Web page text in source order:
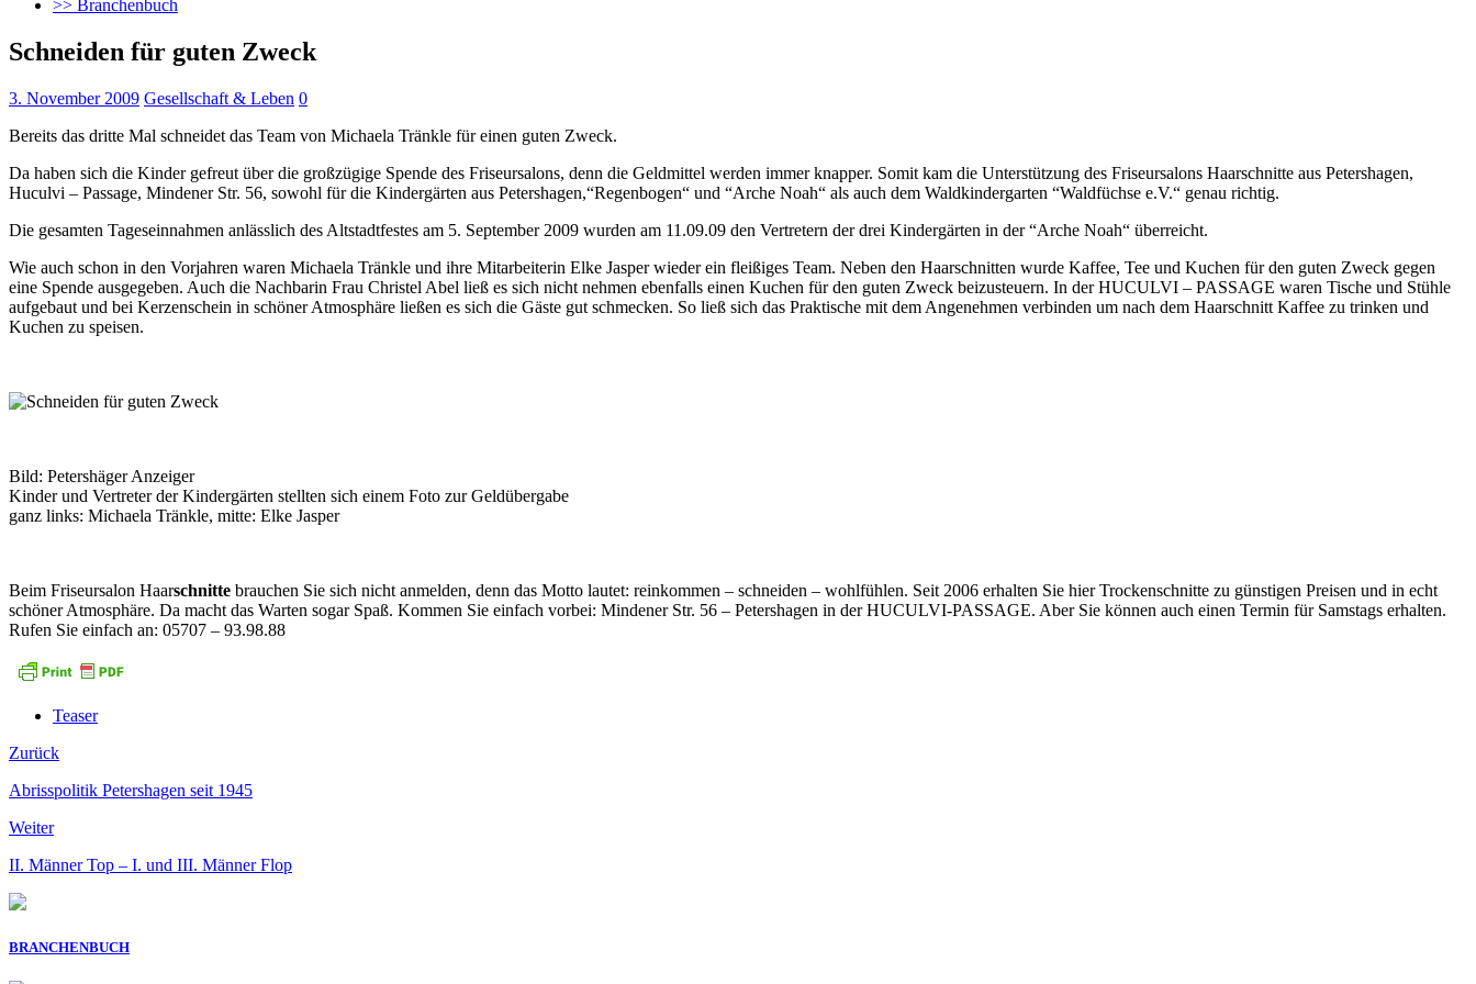
>> Branchenbuch
Schneiden für guten Zweck
3. November 2009 Gesellschaft & Leben 0
Bereits das dritte Mal schneidet das Team von Michaela Tränkle für einen guten Zweck.
Da haben sich die Kinder gefreut über die großzügige Spende des Friseursalons, denn die Geldmittel werden immer knapper. Somit kam die Unterstützung des Friseursalons Haarschnitte aus Petershagen,
Huculvi – Passage, Mindener Str. 56, sowohl für die Kindergärten aus Petershagen,“Regenbogen“ und “Arche Noah“ als auch dem Waldkindergarten “Waldfüchse e.V.“ genau richtig.
Die gesamten Tageseinnahmen anlässlich des Altstadtfestes am 5. September 2009 wurden am 11.09.09 den Vertretern der drei Kindergärten in der “Arche Noah“ überreicht.
Wie auch schon in den Vorjahren waren Michaela Tränkle und ihre Mitarbeiterin Elke Jasper wieder ein fleißiges Team. Neben den Haarschnitten wurde Kaffee, Tee und Kuchen für den guten Zweck gegen
eine Spende ausgegeben. Auch die Nachbarin Frau Christel Abel ließ es sich nicht nehmen ebenfalls einen Kuchen für den guten Zweck beizusteuern. In der HUCULVI – PASSAGE waren Tische und Stühle
aufgebaut und bei Kerzenschein in schöner Atmosphäre ließen es sich die Gäste gut schmecken. So ließ sich das Praktische mit dem Angenehmen verbinden um nach dem Haarschnitt Kaffee zu trinken und
Kuchen zu speisen.
Bild: Petershäger Anzeiger
Kinder und Vertreter der Kindergärten stellten sich einem Foto zur Geldübergabe
ganz links: Michaela Tränkle, mitte: Elke Jasper
Beim Friseursalon Haarschnitte brauchen Sie sich nicht anmelden, denn das Motto lautet: reinkommen – schneiden – wohlfühlen. Seit 2006 erhalten Sie hier Trockenschnitte zu günstigen Preisen und in echt
schöner Atmosphäre. Da macht das Warten sogar Spaß. Kommen Sie einfach vorbei: Mindener Str. 56 – Petershagen in der HUCULVI-PASSAGE. Aber Sie können auch einen Termin für Samstags erhalten.
Rufen Sie einfach an: 05707 – 93.98.88
Teaser
Zurück
Abrisspolitik Petershagen seit 1945
Weiter
II. Männer Top – I. und III. Männer Flop
BRANCHENBUCH